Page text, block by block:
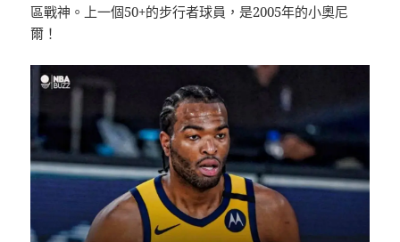
區戰神。上一個50+的步行者球員，是2005年的小奧尼
爾！